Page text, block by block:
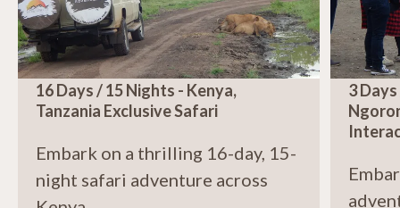
16 Days / 15 Nights - Kenya,
Tanzania Exclusive Safari
Embark on a thrilling 16-day, 15-
night safari adventure across
3